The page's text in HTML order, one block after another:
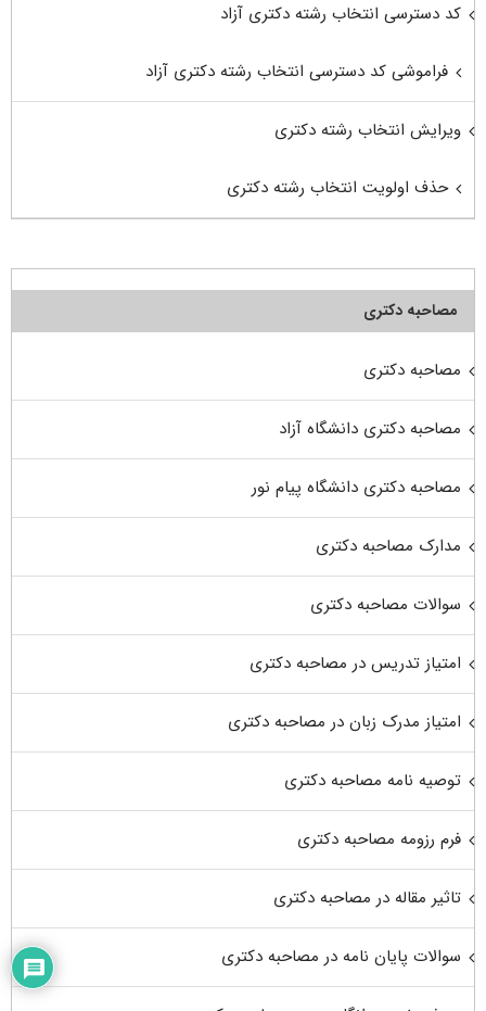
کد دسترسی انتخاب رشته دکتری آزاد
فراموشی کد دسترسی انتخاب رشته دکتری آزاد
ویرایش انتخاب رشته دکتری
حذف اولویت انتخاب رشته دکتری
مصاحبه دکتری
مصاحبه دکتری
مصاحبه دکتری دانشگاه آزاد
مصاحبه دکتری دانشگاه پیام نور
مدارک مصاحبه دکتری
سوالات مصاحبه دکتری
امتیاز تدریس در مصاحبه دکتری
امتیاز مدرک زبان در مصاحبه دکتری
توصیه نامه مصاحبه دکتری
فرم رزومه مصاحبه دکتری
تاثیر مقاله در مصاحبه دکتری
سوالات پایان نامه در مصاحبه دکتری